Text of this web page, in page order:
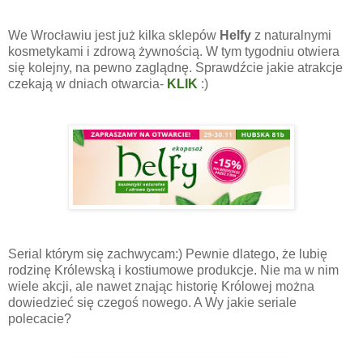
We Wrocławiu jest już kilka sklepów Helfy z naturalnymi
kosmetykami i zdrową żywnością. W tym tygodniu otwiera
się kolejny, na pewno zaglądnę. Sprawdźcie jakie atrakcje
czekają w dniach otwarcia- KLIK :)
Serial którym się zachwycam:) Pewnie dlatego, że lubię
rodzinę Królewską i kostiumowe produkcje. Nie ma w nim
wiele akcji, ale nawet znając historię Królowej można
dowiedzieć się czegoś nowego. A Wy jakie seriale
polecacie?